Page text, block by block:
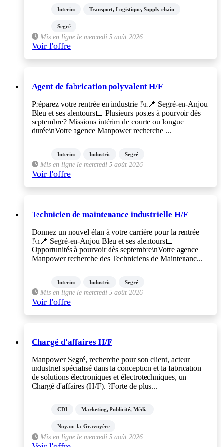
Interim Transport, Logistique, Supply chain
Segré
Mis en ligne le mercredi 5 août 2026
Voir l'offre
Agent de fabrication polyvalent H/F
Préparez votre rentrée en industrie !\n📍 Segré-en-Anjou
Bleu et ses alentours📅 Plusieurs postes à pourvoir dès
septembre? Missions intérim de courte ou longue
durée\nVotre agence Manpower recherche ...
Interim Industrie Segré
Mis en ligne le mercredi 5 août 2026
Voir l'offre
Technicien de maintenance industrielle H/F
Donnez un nouvel élan à votre carrière pour la rentrée
!\n📍 Segré-en-Anjou Bleu et ses alentours📅
Opportunités à pourvoir dès septembre\nVotre agence
Manpower recherche des Techniciens de Maintenanc...
Interim Industrie Segré
Mis en ligne le mercredi 5 août 2026
Voir l'offre
Chargé d'affaires H/F
Manpower Segré, recherche pour son client, acteur
industriel spécialisé dans la conception et la fabrication
de solutions électroniques et électrotechniques, un
Chargé d'affaires (H/F). ?Forte de plus...
CDI Marketing, Publicité, Média
Noyant-la-Gravoyère
Mis en ligne le mercredi 5 août 2026